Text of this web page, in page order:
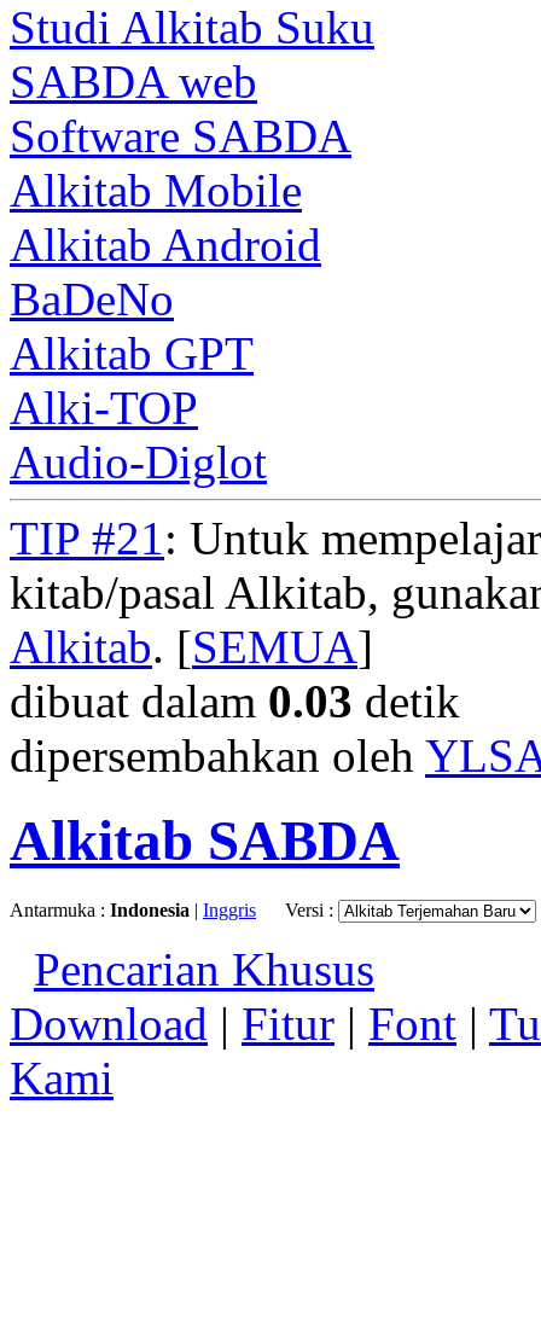
Studi Alkitab Suku
SABDA web
Software SABDA
Alkitab Mobile
Alkitab Android
BaDeNo
Alkitab GPT
Alki-TOP
Audio-Diglot
TIP #21: Untuk
kitab/pasal Alkitab,
Alkitab. [SEMUA]
dibuat dalam 0.03 detik
dipersembahkan oleh
Alkitab SABDA
Antarmuka : Indonesia | Inggris Versi :
Pencarian Khusus
Download | Fitur | Font |
Kami